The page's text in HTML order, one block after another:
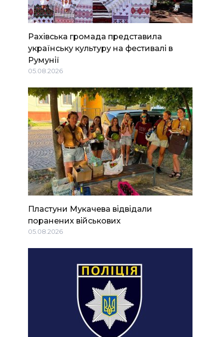
Рахівська громада представила
українську культуру на фестивалі в
Румунії
05.08.2026
Пластуни Мукачева відвідали
поранених військових
05.08.2026